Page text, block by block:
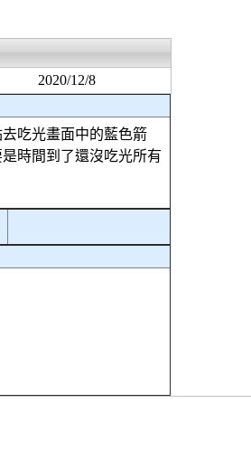
2020/12/8
吃光畫面中的藍色箭
時間到了還沒吃光所有